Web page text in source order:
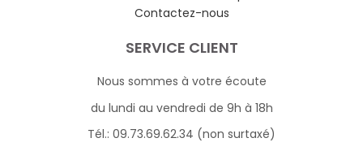
Contactez-nous
SERVICE CLIENT
Nous sommes à votre écoute
du lundi au vendredi de 9h à 18h
Tél.: 09.73.69.62.34 (non surtaxé)